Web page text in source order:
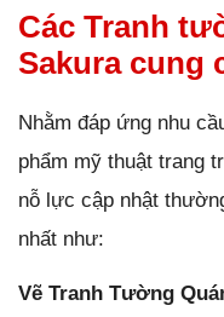
Các Tranh
Sakura cung
Nhằm đáp ứng nhu
phẩm mỹ thuật trang
nỗ lực cập nhật
nhất như:
Vẽ Tranh Tường